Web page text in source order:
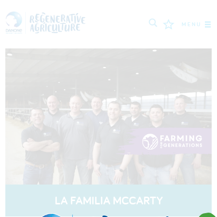
MENU
AGRICULTORES
MEJORES PRÁCTICAS
HERRAMIENTAS
ROMÂNĂ PORTUGUÊS
LA FAMILIA MCCARTY